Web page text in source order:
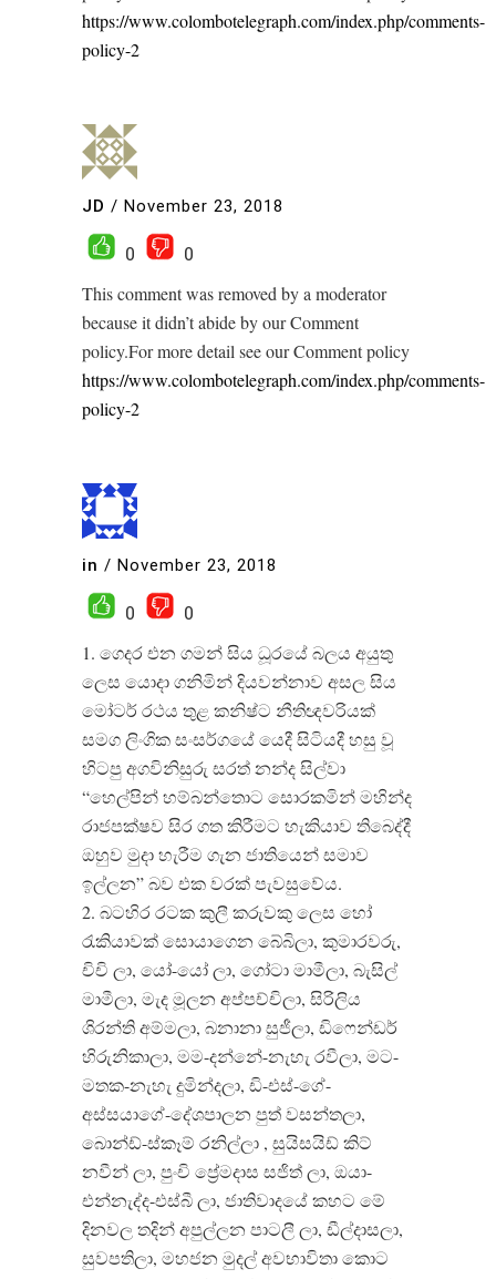
https://www.colombotelegraph.com/index.php/comments-
policy-2
JD / November 23, 2018
0
0
This comment was removed by a moderator
because it didn’t abide by our Comment
policy.For more detail see our Comment policy
https://www.colombotelegraph.com/index.php/comments-
policy-2
in / November 23, 2018
0
0
1. ගෙදර එන ගමන් සිය ධූරයේ බලය අයුතු
ලෙස යොදා ගනිමින් දියවන්නාව අසල සිය
මෝටර් රථය තුළ කනිෂ්ට නීතිඥවරියක්
සමග ලිංගික සංසර්ගයේ යෙදී සිටියදී හසු වූ
හිටපු අගවිනිසුරු සරත් නන්ද සිල්වා
“හෙල්පින් හම්බන්තොට සොරකමින් මහින්ද
රාජපක්ෂව සිර ගත කිරීමට හැකියාව තිබෙද්දී
ඔහුව මුදා හැරීම ගැන ජාතියෙන් සමාව
ඉල්ලන” බව එක වරක් පැවසුවේය.
2. බටහිර රටක කුලී කරුවකු ලෙස හෝ
රැකියාවක් සොයාගෙන බේබිලා, කුමාරවරු,
චිචි ලා, යෝ-යෝ ලා, ගෝටා මාමීලා, බැසිල්
මාමීලා, මැද මූලන අප්පච්චිලා, සිරිලිය
ශිරන්ති අම්මලා, බනානා සුජීලා, ඩිෆෙන්ඩර්
හිරුනිකාලා, මම-දන්නේ-නැහැ රවීලා, මට-
මතක-නැහැ දුමින්දලා, ඩි-එස්-ගේ-
අස්සයාගේ-දේශපාලන පුත් වසන්තලා,
බොන්ඩ්-ස්කෑම් රනිල්ලා , සුයිසයිඩ් කිට්
නවීන් ලා, පුංචි ප්‍රේමදාස සජිත් ලා, ඔයා-
එන්නැද්ද-එස්බී ලා, ජාතිවාදයේ කහට මේ
දිනවල තදින් අපුල්ලන පාටලී ලා, ඩීල්දාසලා,
සුවපතිලා, මහජන මුදල් අවභාවිතා කොට